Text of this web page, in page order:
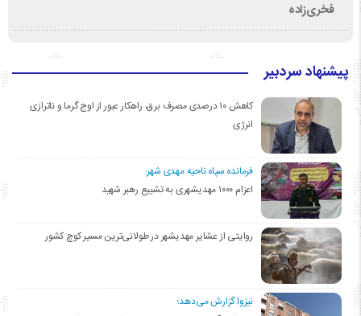
فخری‌زاده
پیشنهاد سردبیر
کاهش ۱۰ درصدی مصرف برق، راهکار عبور از اوج گرما و ناترازی
انرژی
فرمانده سپاه ناحیه مهدی شهر:
اعزام ۱۰۰۰ مهدیشهری به تشییع رهبر شهید
روایتی از عشایر مهدیشهر در طولانی‌ترین مسیر کوچ کشور
نیزوا گزارش می‌دهد؛